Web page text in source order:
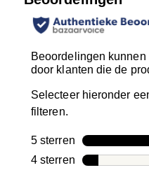
Beoordelingen
door klanten die de
Selecteer hieronder
filteren.
5 sterren sterren
4 sterren sterren